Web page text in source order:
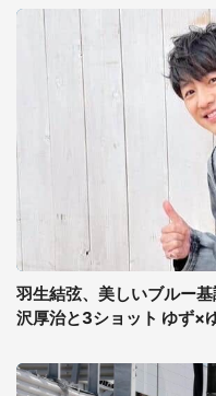
羽生結弦、美しいブルー
沢厚治と3ショット ゆず×